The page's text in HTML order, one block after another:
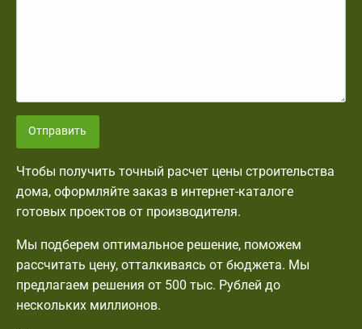
Отправить
Чтобы получить точный расчет цены строительства
дома, оформляйте заказ в интернет-каталоге
готовых проектов от производителя.
Мы подберем оптимальное решение, поможем
рассчитать цену, отталкиваясь от бюджета. Мы
предлагаем решения от 500 тыс. Рублей до
нескольких миллионов.